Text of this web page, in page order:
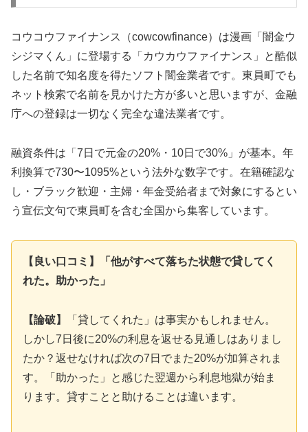
コウコウファイナンス（cowcowfinance）は漫画「闇金ウ
シジマくん」に登場する「カウカウファイナンス」と酷似
した名前で知名度を得たソフト闇金業者です。東員町でも
ネット検索で名前を見かけた方が多いと思いますが、金融
庁への登録は一切なく完全な違法業者です。
融資条件は「7日で元金の20%・10日で30%」が基本。年
利換算で730〜1095%という法外な数字です。在籍確認な
し・ブラック歓迎・主婦・年金受給者まで対象にするとい
う宣伝文句で東員町を含む全国から集客しています。
【良い口コミ】「他がすべて落ちた状態で貸してく
れた。助かった」
【論破】
「貸してくれた」は事実かもしれません。
しかし7日後に20%の利息を返せる見通しはありまし
たか？返せなければ次の7日でまた20%が加算されま
す。「助かった」と感じた翌週から利息地獄が始ま
ります。貸すことと助けることは違います。